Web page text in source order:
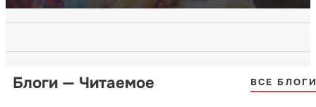
Блоги — Читаемое ВСЕ